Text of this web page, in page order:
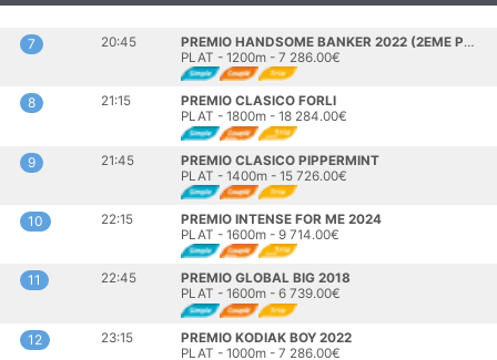
7 20:45
PREMIO HANDSOME BANKER 2022 (2EME PELOTON)
PLAT - 1200m - 7 286.00€
8 21:15
PREMIO CLASICO FORLI
PLAT - 1800m - 18 284.00€
9 21:45
PREMIO CLASICO PIPPERMINT
PLAT - 1400m - 15 726.00€
10 22:15
PREMIO INTENSE FOR ME 2024
PLAT - 1600m - 9 714.00€
11 22:45
PREMIO GLOBAL BIG 2018
PLAT - 1600m - 6 739.00€
12 23:15
PREMIO KODIAK BOY 2022
PLAT - 1000m - 7 286.00€